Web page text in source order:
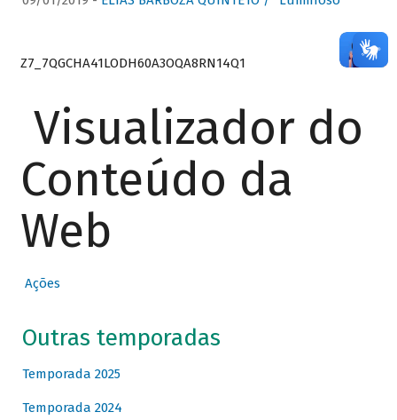
Z7_7QGCHA41LODH60A3OQA8RN14Q1
Visualizador do
Conteúdo da
Web
Ações
Outras temporadas
Temporada 2025
Temporada 2024